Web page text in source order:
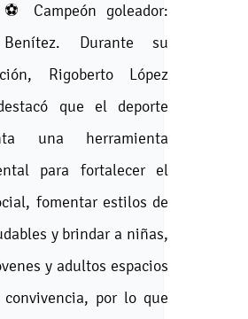
Campeón goleador:
Durante su
Rigoberto López
que el deporte
una herramienta
para fortalecer el
fomentar estilos de
y brindar a niñas,
y adultos espacios
convivencia, por lo que